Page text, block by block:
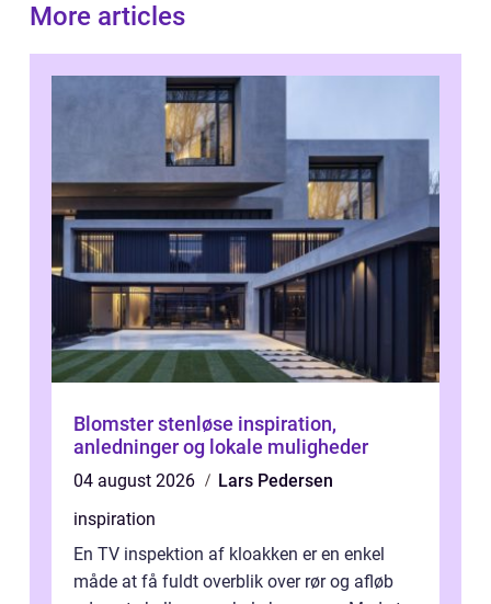
More articles
Blomster stenløse inspiration,
anledninger og lokale muligheder
04 august 2026
Lars Pedersen
inspiration
En TV inspektion af kloakken er en enkel
måde at få fuldt overblik over rør og afløb